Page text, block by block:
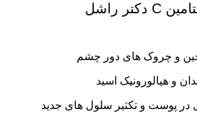
سرم دور چشم ویتامین C دکتر راشل
و چروک های دور چشم
و هیالورونیک اسید
در پوست و تکثیر سلول های جدید